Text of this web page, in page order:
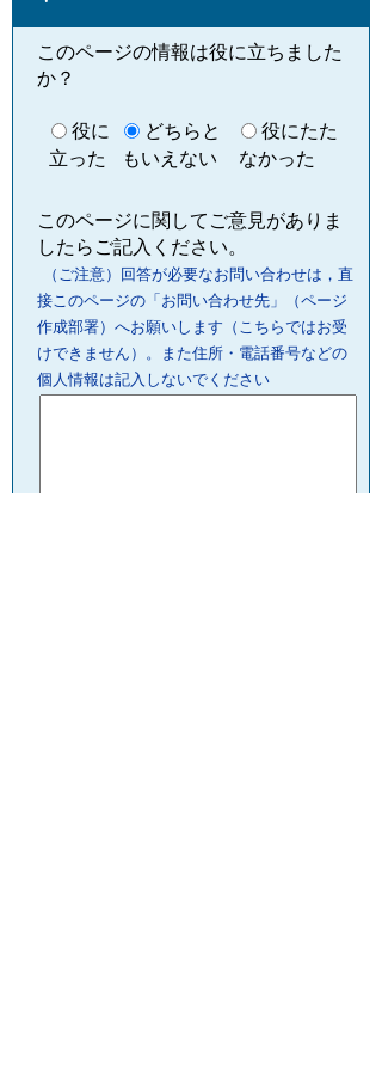
このページの情報は役に立ちました
か？
役に
立った
どちらと
もいえない
役にたた
なかった
このページに関してご意見がありま
したらご記入ください。
（ご注意）回答が必要なお問い合わせは，直
接このページの「お問い合わせ先」（ページ
作成部署）へお願いします（こちらではお受
けできません）。また住所・電話番号などの
個人情報は記入しないでください